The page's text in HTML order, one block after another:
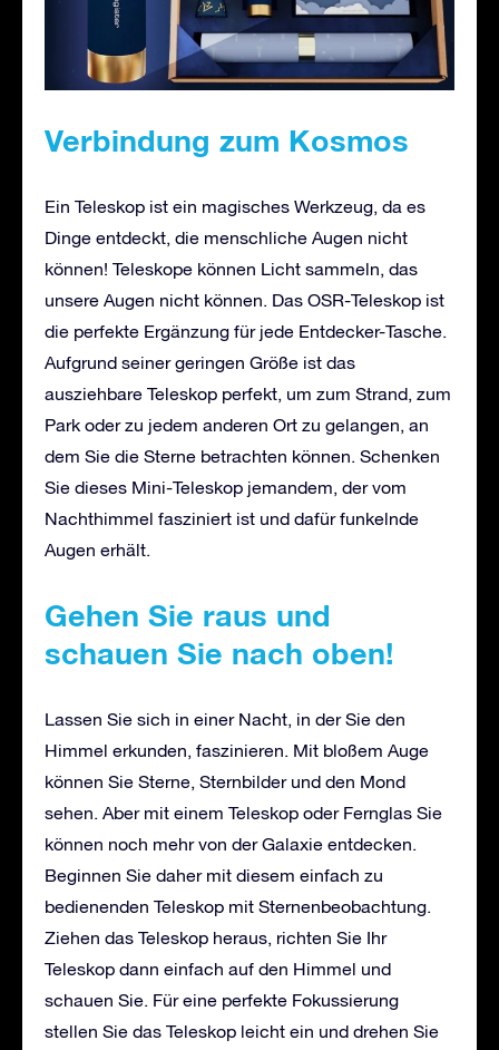
Verbindung zum Kosmos
Ein Teleskop ist ein magisches Werkzeug, da es
Dinge entdeckt, die menschliche Augen nicht
können! Teleskope können Licht sammeln, das
unsere Augen nicht können. Das OSR-Teleskop ist
die perfekte Ergänzung für jede Entdecker-Tasche.
Aufgrund seiner geringen Größe ist das
ausziehbare Teleskop perfekt, um zum Strand, zum
Park oder zu jedem anderen Ort zu gelangen, an
dem Sie die Sterne betrachten können. Schenken
Sie dieses Mini-Teleskop jemandem, der vom
Nachthimmel fasziniert ist und dafür funkelnde
Augen erhält.
Gehen Sie raus und
schauen Sie nach oben!
Lassen Sie sich in einer Nacht, in der Sie den
Himmel erkunden, faszinieren. Mit bloßem Auge
können Sie Sterne, Sternbilder und den Mond
sehen. Aber mit einem Teleskop oder Fernglas Sie
können noch mehr von der Galaxie entdecken.
Beginnen Sie daher mit diesem einfach zu
bedienenden Teleskop mit Sternenbeobachtung.
Ziehen das Teleskop heraus, richten Sie Ihr
Teleskop dann einfach auf den Himmel und
schauen Sie. Für eine perfekte Fokussierung
stellen Sie das Teleskop leicht ein und drehen Sie